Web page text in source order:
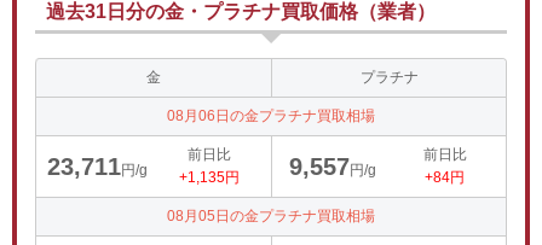
過去31日分の金・プラチナ買取価格（業者）
金 プラチナ
08月06日の金プラチナ買取相場
23,711円/g
前日比
+1,135円
9,557円/g
前日比
+84円
08月05日の金プラチナ買取相場